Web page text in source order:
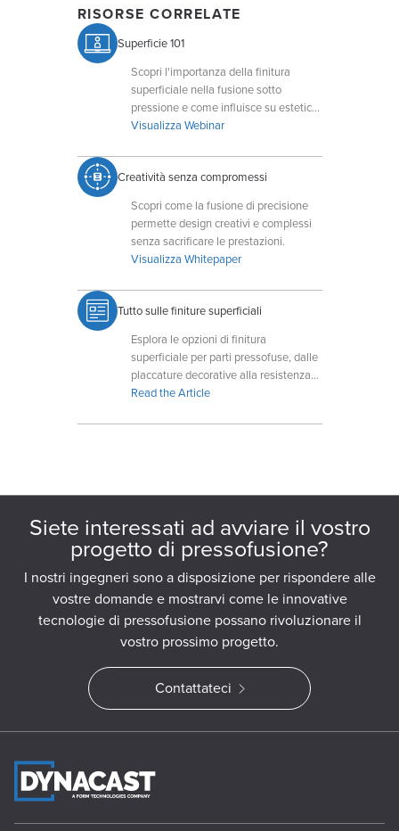
RISORSE CORRELATE
Superficie 101
Scopri l'importanza della finitura
superficiale nella fusione sotto
pressione e come influisce su estetica,
prestazioni e durata.
Visualizza Webinar
Creatività senza compromessi
Scopri come la fusione di precisione
permette design creativi e complessi
senza sacrificare le prestazioni.
Visualizza Whitepaper
Tutto sulle finiture superficiali
Esplora le opzioni di finitura
superficiale per parti pressofuse, dalle
placcature decorative alla resistenza
alla corrosione, su misura per le tue
Read the Article
Siete interessati ad avviare il vostro
progetto di pressofusione?
I nostri ingegneri sono a disposizione per rispondere alle
vostre domande e mostrarvi come le innovative
tecnologie di pressofusione possano rivoluzionare il
vostro prossimo progetto.
Contattateci